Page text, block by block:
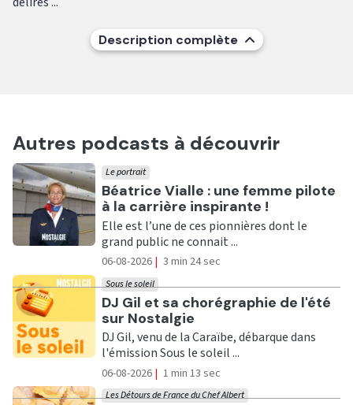
Description complète
Autres podcasts à découvrir
Ecouter
Béatrice Vialle : une femme pilote
à la carrière inspirante !
Le portrait
Elle est l’une de ces pionnières dont le
grand public ne connait ...
06-08-2026 | 3 min 24 sec
Ecouter
DJ Gil et sa chorégraphie de l'été
sur Nostalgie
Sous le soleil
DJ Gil, venu de la Caraïbe, débarque dans
l'émission Sous le soleil ...
06-08-2026 | 1 min 13 sec
Les Détours de France du Chef Albert